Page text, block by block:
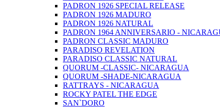
PADRON 1926 SPECIAL RELEASE
PADRON 1926 MADURO
PADRON 1926 NATURAL
PADRON 1964 ANNIVERSARIO -
PADRON CLASSIC MADURO
PARADISO REVELATION
PARADISO CLASSIC NATURAL
QUORUM -CLASSIC- NICARAGUA
QUORUM -SHADE-NICARAGUA
RATTRAYS - NICARAGUA
ROCKY PATEL THE EDGE
SAN`DORO